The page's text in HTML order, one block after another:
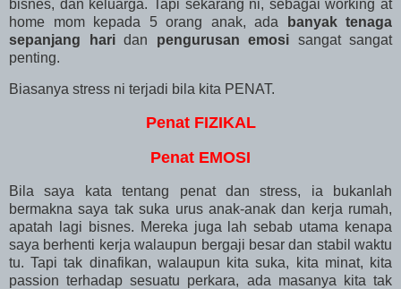
bisnes, dan keluarga. Tapi sekarang ni, sebagai working at
home mom kepada 5 orang anak, ada
banyak tenaga
sepanjang haridan pengurusan emosi sangat sangat
penting.
Biasanya stress ni terjadi bila kita PENAT.
Penat FIZIKAL
Penat EMOSI
Bila saya kata tentang penat dan stress, ia bukanlah
bermakna saya tak suka urus anak-anak dan kerja rumah,
apatah lagi bisnes. Mereka juga lah sebab utama kenapa
saya berhenti kerja walaupun bergaji besar dan stabil waktu
tu. Tapi tak dinafikan, walaupun kita suka, kita minat, kita
passion terhadap sesuatu perkara, ada masanya kita tak